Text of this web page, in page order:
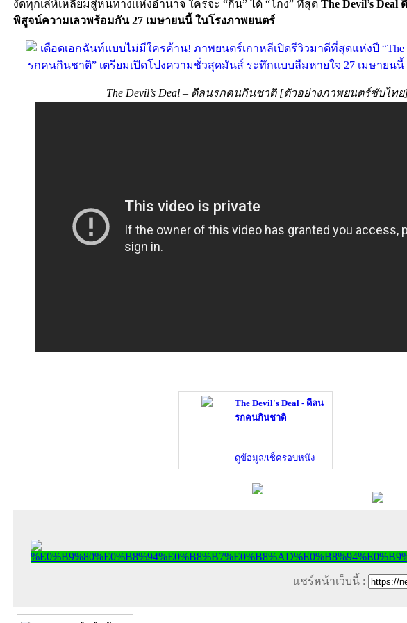
งัดทุกเล่ห์เหลี่ยมสู่หนทางแห่งอำนาจ ใครจะ “กิน” ได้ “โกง” ที่สุด The Devil’s
พิสูจน์ความเลวพร้อมกัน 27 เมษายนนี้ ในโรงภาพยนตร์
The Devil’s Deal – ดีลนรกคนกินชาติ [ตัวอย่างภาพยนตร์ซับไทย
The Devil's Deal - ดีลน
รกคนกินชาติ
ดูข้อมูล/เช็ครอบหนัง
แชร์หน้าเว็บนี้ :